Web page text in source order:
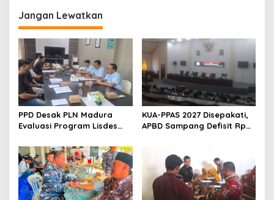
Jangan Lewatkan
PPD Desak PLN Madura
Evaluasi Program Lisdes
KUA-PPAS 2027 Disepakati,
APBD Sampang Defisit Rp